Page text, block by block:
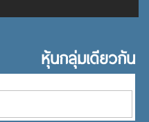
หุ้นกลุ่มเดียวกัน